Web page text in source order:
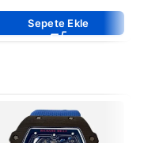
Sepete Ekle